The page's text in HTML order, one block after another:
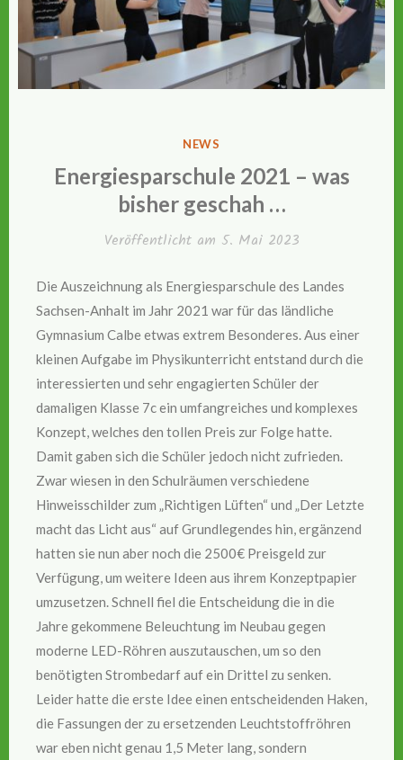
VERÖFFENTLICHT
IN
NEWS
Energiesparschule 2021 – was
bisher geschah …
Veröffentlicht am 5. Mai 2023
Die Auszeichnung als Energiesparschule des Landes
Sachsen-Anhalt im Jahr 2021 war für das ländliche
Gymnasium Calbe etwas extrem Besonderes. Aus einer
kleinen Aufgabe im Physikunterricht entstand durch die
interessierten und sehr engagierten Schüler der
damaligen Klasse 7c ein umfangreiches und komplexes
Konzept, welches den tollen Preis zur Folge hatte.
Damit gaben sich die Schüler jedoch nicht zufrieden.
Zwar wiesen in den Schulräumen verschiedene
Hinweisschilder zum „Richtigen Lüften“ und „Der Letzte
macht das Licht aus“ auf Grundlegendes hin, ergänzend
hatten sie nun aber noch die 2500€ Preisgeld zur
Verfügung, um weitere Ideen aus ihrem Konzeptpapier
umzusetzen. Schnell fiel die Entscheidung die in die
Jahre gekommene Beleuchtung im Neubau gegen
moderne LED-Röhren auszutauschen, um so den
benötigten Strombedarf auf ein Drittel zu senken.
Leider hatte die erste Idee einen entscheidenden Haken,
die Fassungen der zu ersetzenden Leuchtstoffröhren
war eben nicht genau 1,5 Meter lang, sondern